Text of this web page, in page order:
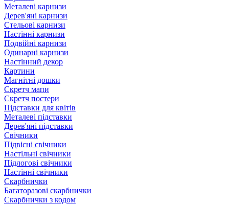
Металеві карнизи
Дерев'яні карнизи
Стельові карнизи
Настінні карнизи
Подвійні карнизи
Одинарні карнизи
Настінний декор
Картини
Магнітні дошки
Скретч мапи
Скретч постери
Підставки для квітів
Металеві підставки
Дерев'яні підставки
Свічники
Підвісні свічники
Настільні свічники
Підлогові свічники
Настінні свічники
Скарбнички
Багаторазові скарбнички
Скарбнички з кодом